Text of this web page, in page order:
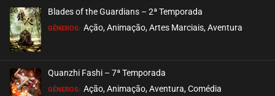
EPISÓDIO 11
EPISÓDIO 10
Blades of the Guardians – 2ª Temporada
GÊNEROS: Ação, Animação, Artes Marciais, Aventura
Quanzhi Fashi – 7ª Temporada
GÊNEROS: Ação, Animação, Aventura, Comédia